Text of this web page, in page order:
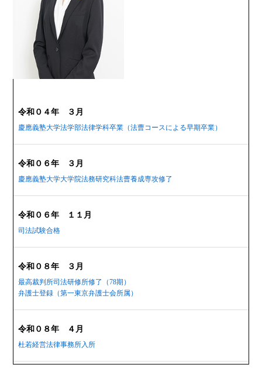
令和０４年 ３月
慶應義塾大学法学部法律学科卒業（法曹コースによる早期卒業）
令和０６年 ３月
慶應義塾大学大学院法務研究科法曹養成専攻修了
令和０６年 １１月
司法試験合格
令和０８年 ３月
最高裁判所司法研修所修了（78期）
弁護士登録（第一東京弁護士会所属）
令和０８年 ４月
杜若経営法律事務所入所